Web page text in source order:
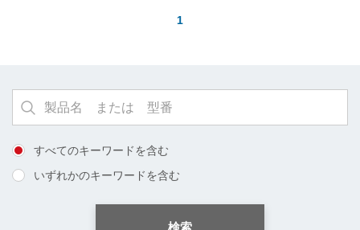
1
すべてのキーワードを含む
いずれかのキーワードを含む